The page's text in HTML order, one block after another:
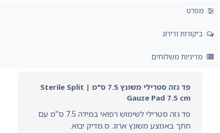
מפרט
ביקורות ודירוג
מדיניות משלוחים
פד גזה סטרילי משונץ 7.5 ס"מ | Sterile Split
Gauze Pad 7.5 cm
פד גזה סטרילי לשימוש רפואי במידה 7.5 ס"מ עם
חתך באמצע משונץ ארוג. ס.מדיק יבוא.